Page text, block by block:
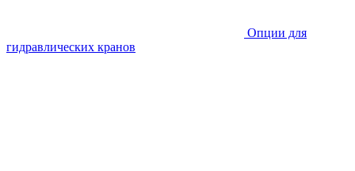
Опции для
гидравлических кранов